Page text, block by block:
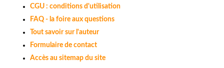
CGU : conditions d'utilisation
FAQ - la foire aux questions
Tout savoir sur l'auteur
Formulaire de contact
Accès au sitemap du site